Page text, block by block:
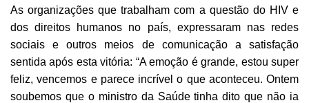
As organizações que trabalham com a questão do HIV e
dos direitos humanos no país, expressaram nas redes
sociais e outros meios de comunicação a satisfação
sentida após esta vitória: “A emoção é grande, estou super
feliz, vencemos e parece incrível o que aconteceu. Ontem
soubemos que o ministro da Saúde tinha dito que não ia